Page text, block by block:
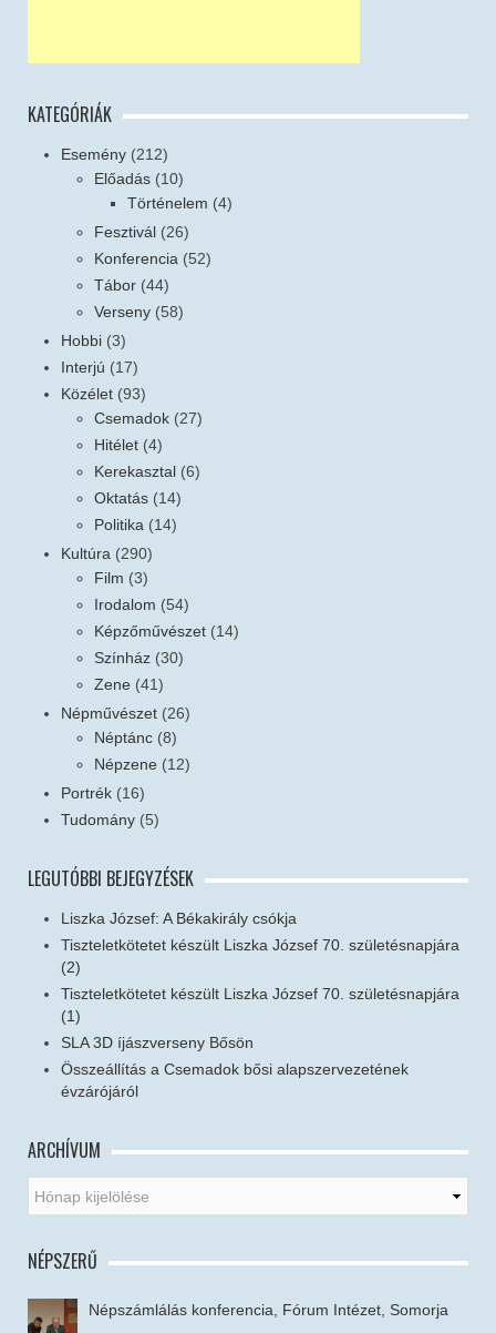
KATEGÓRIÁK
Esemény (212)
Előadás (10)
Történelem (4)
Fesztivál (26)
Konferencia (52)
Tábor (44)
Verseny (58)
Hobbi (3)
Interjú (17)
Közélet (93)
Csemadok (27)
Hitélet (4)
Kerekasztal (6)
Oktatás (14)
Politika (14)
Kultúra (290)
Film (3)
Irodalom (54)
Képzőművészet (14)
Színház (30)
Zene (41)
Népművészet (26)
Néptánc (8)
Népzene (12)
Portrék (16)
Tudomány (5)
LEGUTÓBBI BEJEGYZÉSEK
Liszka József: A Békakirály csókja
Tiszteletkötetet készült Liszka József 70. születésnapjára
(2)
Tiszteletkötetet készült Liszka József 70. születésnapjára
(1)
SLA 3D íjászverseny Bősön
Összeállítás a Csemadok bősi alapszervezetének
évzárójáról
ARCHÍVUM
NÉPSZERŰ
Népszámlálás konferencia, Fórum Intézet, Somorja